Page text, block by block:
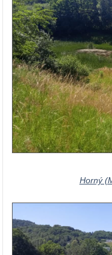
Horný